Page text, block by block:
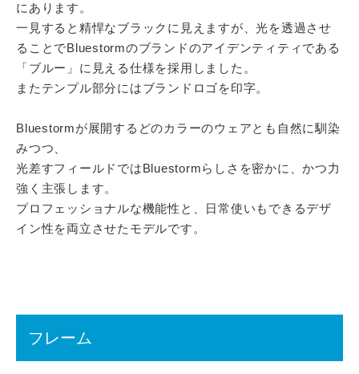
にあります。
一見すると精悍なブラックに見えますが、光を透過させ
ることでBluestormのブランドのアイデンティティである
「ブルー」に見える仕様を採用しました。
またテンプル部分にはブランドロゴを印字。
Bluestormが展開するどのカラーのウェアとも自然に馴染
みつつ、
光差すフィールドではBluestormらしさを密かに、かつ力
強く主張します。
プロフェッショナルな機能性と、日常使いもできるデザ
イン性を両立させたモデルです。
フレーム